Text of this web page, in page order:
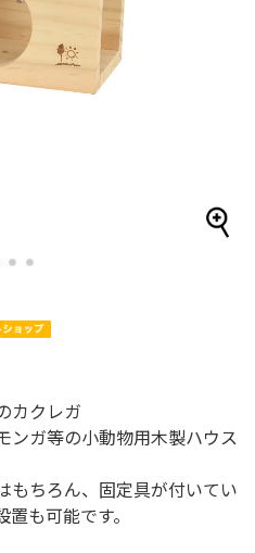
2 3
カクレガ
ンガ等の小動物用木製ハウス
もちろん、固定具が付いてい
も可能です。